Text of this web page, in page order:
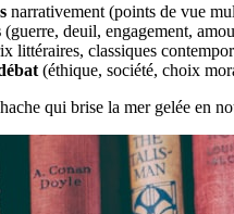
narrativement (points de vue
(guerre, deuil, engagement,
littéraires, classiques
(éthique, société, choix
qui brise la mer gelée en